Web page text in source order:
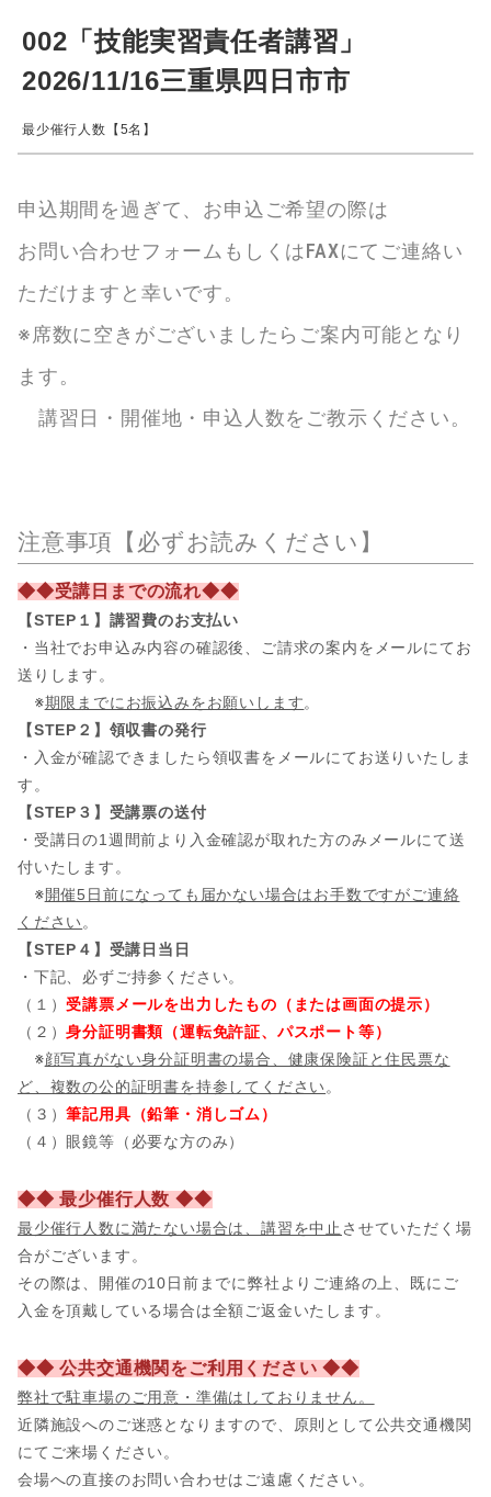
002「技能実習責任者講習」
2026/11/16三重県四日市市
最少催行人数【5名】
申込期間を過ぎて、お申込ご希望の際は
お問い合わせフォームもしくはFAXにてご連絡い
ただけますと幸いです。
※席数に空きがございましたらご案内可能となり
ます。
講習日・開催地・申込人数をご教示ください。
注意事項【必ずお読みください】
◆◆受講日までの流れ◆◆
【STEP１】講習費のお支払い
・当社でお申込み内容の確認後、ご請求の案内をメールにてお
送りします。
※期限までにお振込みをお願いします。
【STEP２】領収書の発行
・入金が確認できましたら領収書をメールにてお送りいたしま
す。
【STEP３】受講票の送付
・受講日の1週間前より入金確認が取れた方のみメールにて送
付いたします。
※開催5日前になっても届かない場合はお手数ですがご連絡
ください 。
【STEP４】受講日当日
・下記、必ずご持参ください。
（１）受講票メールを出力したもの（または画面の提示）
（２）身分証明書類（運転免許証、パスポート等）
※顔写真がない身分証明書の場合、健康保険証と住民票な
ど、複数の公的証明書を持参してください 。
（３）筆記用具（鉛筆・消しゴム）
（４）眼鏡等（必要な方のみ）
◆◆ 最少催行人数 ◆◆
最少催行人数に満たない場合は、講習を中止 させていただく場
合がございます。
その際は、開催の10日前までに弊社よりご連絡の上、既にご
入金を頂戴している場合は全額ご返金いたします。
◆◆ 公共交通機関をご利用ください ◆◆
弊社で駐車場のご用意・準備はしておりません。
近隣施設へのご迷惑となりますので、原則として公共交通機関
にてご来場ください。
会場への直接のお問い合わせはご遠慮ください。